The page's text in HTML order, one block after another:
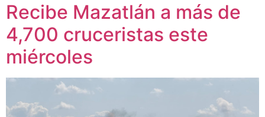
Recibe Mazatlán a más de
4,700 cruceristas este
miércoles